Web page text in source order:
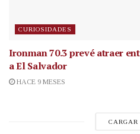
CURIOSIDADES
Ironman 70.3 prevé atraer
a El Salvador
HACE 9 MESES
CARGAR